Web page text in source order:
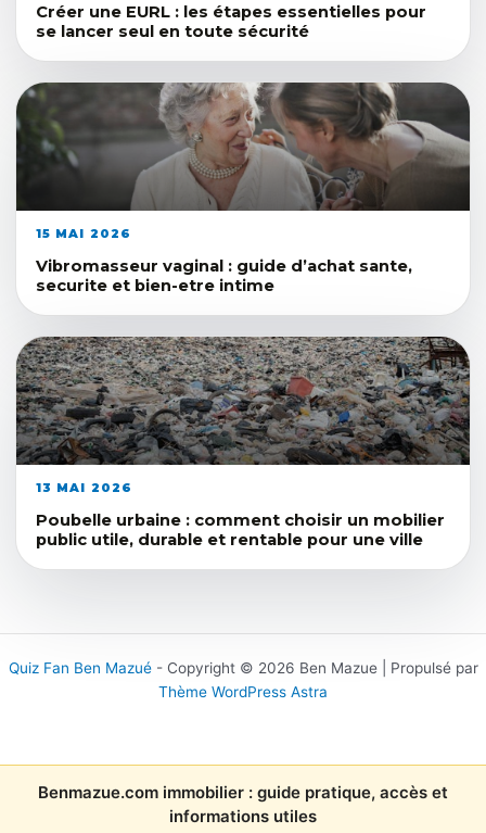
Créer une EURL : les étapes essentielles pour
se lancer seul en toute sécurité
15 MAI 2026
Vibromasseur vaginal : guide d’achat sante,
securite et bien-etre intime
13 MAI 2026
Poubelle urbaine : comment choisir un mobilier
public utile, durable et rentable pour une ville
Quiz Fan Ben Mazué- Copyright © 2026 Ben Mazue | Propulsé par
Thème WordPress Astra
Benmazue.com immobilier : guide pratique, accès et
informations utiles